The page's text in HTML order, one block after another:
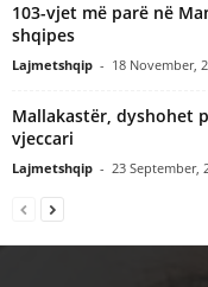
103-vjet më parë në
shqipes
Lajmetshqip - 18 November,
Mallakastër, dyshohet
vjeccari
Lajmetshqip - 23 September,